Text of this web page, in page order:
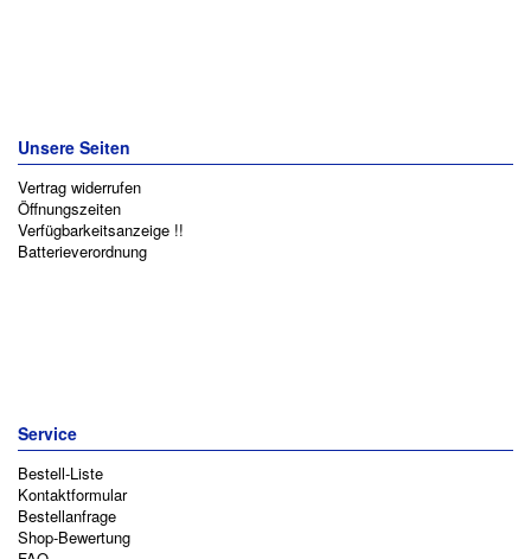
Unsere Seiten
Vertrag widerrufen
Öffnungszeiten
Verfügbarkeitsanzeige !!
Batterieverordnung
Service
Bestell-Liste
Kontaktformular
Bestellanfrage
Shop-Bewertung